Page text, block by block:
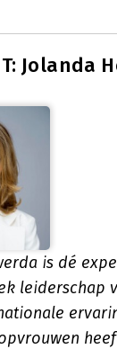
Jolanda
is dé
leiderschap